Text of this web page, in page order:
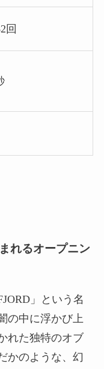
回
れるオープニン
」という名
の中に浮かび上
れた独特のオブ
かのような、幻